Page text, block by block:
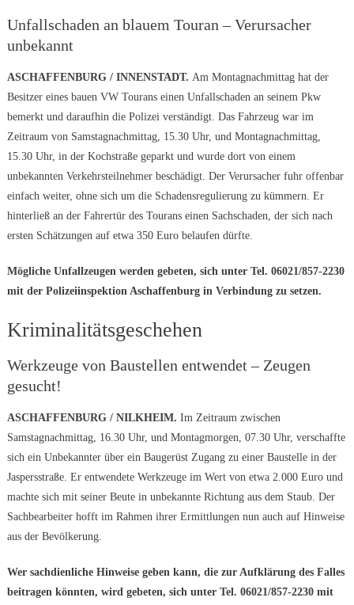
Unfallschaden an blauem Touran – Verursacher
unbekannt
ASCHAFFENBURG / INNENSTADT. Am Montagnachmittag hat der
Besitzer eines bauen VW Tourans einen Unfallschaden an seinem Pkw
bemerkt und daraufhin die Polizei verständigt. Das Fahrzeug war im
Zeitraum von Samstagnachmittag, 15.30 Uhr, und Montagnachmittag,
15.30 Uhr, in der Kochstraße geparkt und wurde dort von einem
unbekannten Verkehrsteilnehmer beschädigt. Der Verursacher fuhr offenbar
einfach weiter, ohne sich um die Schadensregulierung zu kümmern. Er
hinterließ an der Fahrertür des Tourans einen Sachschaden, der sich nach
ersten Schätzungen auf etwa 350 Euro belaufen dürfte.
Mögliche Unfallzeugen werden gebeten, sich unter Tel. 06021/857-2230
mit der Polizeiinspektion Aschaffenburg in Verbindung zu setzen.
Kriminalitätsgeschehen
Werkzeuge von Baustellen entwendet – Zeugen
gesucht!
ASCHAFFENBURG / NILKHEIM. Im Zeitraum zwischen
Samstagnachmittag, 16.30 Uhr, und Montagmorgen, 07.30 Uhr, verschaffte
sich ein Unbekannter über ein Baugerüst Zugang zu einer Baustelle in der
Jaspersstraße. Er entwendete Werkzeuge im Wert von etwa 2.000 Euro und
machte sich mit seiner Beute in unbekannte Richtung aus dem Staub. Der
Sachbearbeiter hofft im Rahmen ihrer Ermittlungen nun auch auf Hinweise
aus der Bevölkerung.
Wer sachdienliche Hinweise geben kann, die zur Aufklärung des Falles
beitragen könnten, wird gebeten, sich unter Tel. 06021/857-2230 mit